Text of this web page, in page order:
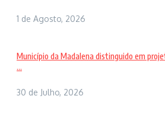
1 de Agosto, 2026
Município da Madalena distinguido em
...
30 de Julho, 2026